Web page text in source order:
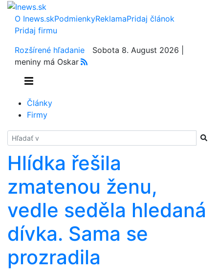
O Inews.skPodmienkyReklamaPridaj článok
Pridaj firmu
Rozšírené hľadanie
Sobota 8. August 2026 |
meniny má Oskar
Články
Firmy
Hladať
Hlídka řešila
zmatenou ženu,
vedle seděla hledaná
dívka. Sama se
prozradila